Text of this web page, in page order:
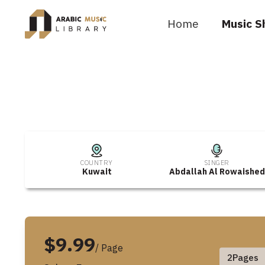
Home Music
COUNTRY
Kuwait
SINGER
Abdallah Al Rowaished
$9.99/ Page
2Pages